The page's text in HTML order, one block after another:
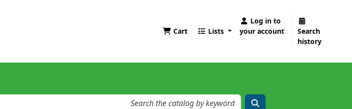
Cart Lists
Log in to
your account
Search
history